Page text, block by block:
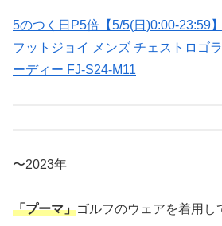
5のつく日P5倍【5/5(日)0:00-23:59
フットジョイ メンズ チェストロゴ
ーディー FJ-S24-M11
〜2023年
「プーマ」ゴルフのウェアを着用し